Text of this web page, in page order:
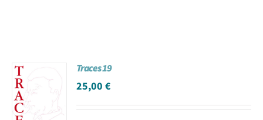
Traces 19
25,00€